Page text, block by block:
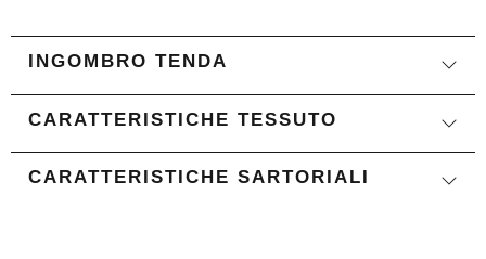
INGOMBRO TENDA
CARATTERISTICHE TESSUTO
CARATTERISTICHE SARTORIALI